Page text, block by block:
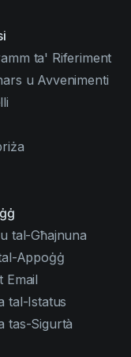
ta' Riferiment
u Avvenimenti
tal-Għajnuna
Appoġġ
Email
tal-Istatus
tas-Sigurtà